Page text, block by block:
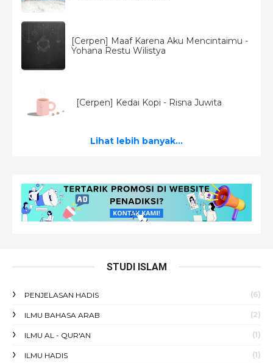
[Cerpen] Maaf Karena Aku Mencintaimu -
Yohana Restu Wilistya
[Cerpen] Kedai Kopi - Risna Juwita
Lihat lebih banyak...
STUDI ISLAM
PENJELASAN HADIS (6)
ILMU BAHASA ARAB (2)
ILMU AL - QUR'AN (1)
ILMU HADIS (1)